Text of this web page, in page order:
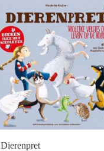
Dierenpret